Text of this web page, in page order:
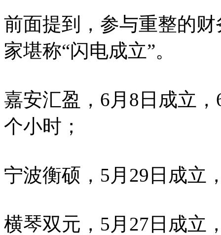
前面提到，参与重整的
家堪称“闪电成立”。
嘉安汇盈，6月8日成立
个小时；
宁波衡硕，5月29日成立
横琴双元，5月27日成立